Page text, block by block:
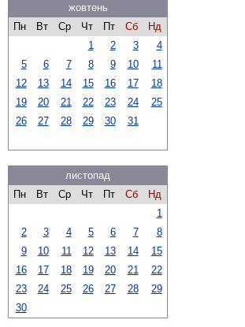
жовтень
Пн
Вт Ср Чт Пт Сб
Нд
1
2 3
4
5
6 7 8 9 10
11
12
13 14 15 16 17
18
19
20 21 22 23 24
25
26
27 28 29 30 31
листопад
Пн
Вт Ср Чт Пт Сб
Нд
1
2
3 4 5 6 7
8
9
10 11 12 13 14
15
16
17 18 19 20 21
22
23
24 25 26 27 28
29
30